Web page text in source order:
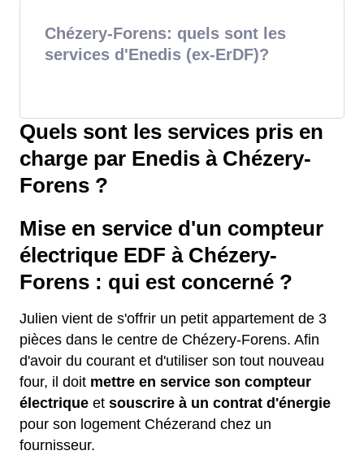
Chézery-Forens: quels sont les
services d'Enedis (ex-ErDF)?
Quels sont les services pris en
charge par Enedis à Chézery-
Forens ?
Mise en service d'un compteur
électrique EDF à Chézery-
Forens : qui est concerné ?
Julien vient de s'offrir un petit appartement de 3
pièces dans le centre de Chézery-Forens. Afin
d'avoir du courant et d'utiliser son tout nouveau
four, il doit mettre en service son compteur
électrique et souscrire à un contrat d'énergie
pour son logement Chézerand chez un
fournisseur.